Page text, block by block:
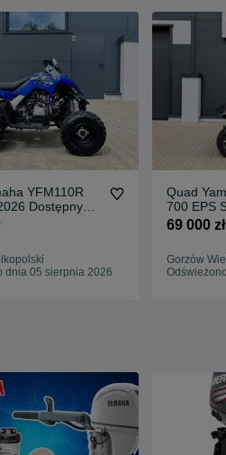
YFM110R
Dostępny
GORZÓW
dnia 05 sierpnia 2026
Quad
700 EPS
2025 Z
69 000 zł
Gorzów